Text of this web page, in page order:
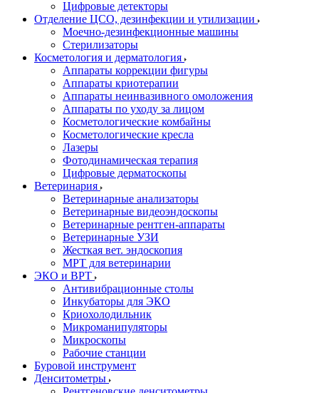
Цифровые детекторы
Отделение ЦСО, дезинфекции и утилизации
Моечно-дезинфекционные машины
Стерилизаторы
Косметология и дерматология
Аппараты коррекции фигуры
Аппараты криотерапии
Аппараты неинвазивного омоложения
Аппараты по уходу за лицом
Косметологические комбайны
Косметологические кресла
Лазеры
Фотодинамическая терапия
Цифровые дерматоскопы
Ветеринария
Ветеринарные анализаторы
Ветеринарные видеоэндоскопы
Ветеринарные рентген-аппараты
Ветеринарные УЗИ
Жесткая вет. эндоскопия
МРТ для ветеринарии
ЭКО и ВРТ
Антивибрационные столы
Инкубаторы для ЭКО
Криохолодильник
Микроманипуляторы
Микроскопы
Рабочие станции
Буровой инструмент
Денситометры